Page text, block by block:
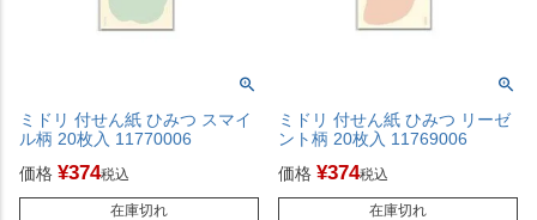
ミドリ 付せん紙 ひみつ スマイ
ル柄 20枚入 11770006
価格 ¥374税込
在庫切れ
ミドリ 付せん紙 ひみつ リーゼ
ント柄 20枚入 11769006
価格 ¥374税込
在庫切れ